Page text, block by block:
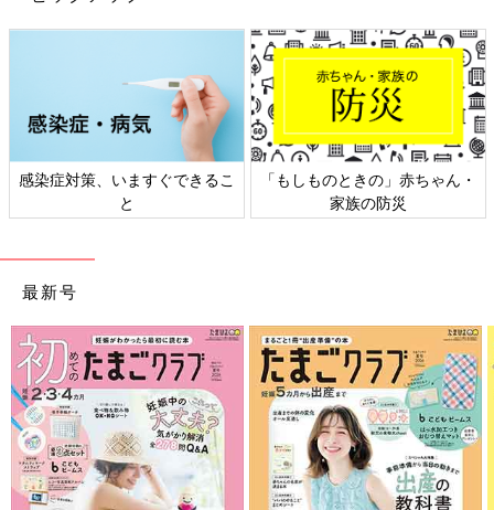
感染症対策、いますぐできるこ
と
「もしものときの」赤ちゃん・
家族の防災
最新号